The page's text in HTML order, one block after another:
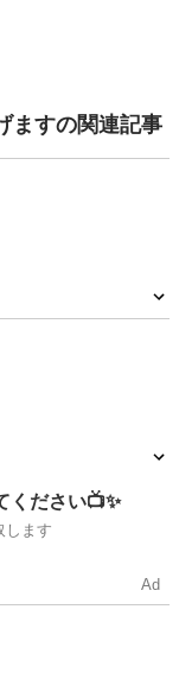
ますの関連記事
ください📺✨
します
Ad